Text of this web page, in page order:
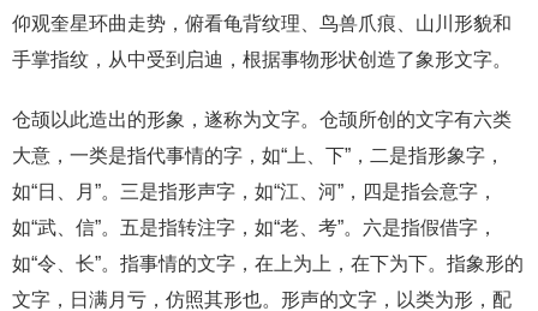
仰观奎星环曲走势，俯看龟背纹理、鸟兽爪痕、山川形貌和
手掌指纹，从中受到启迪，根据事物形状创造了象形文字。
仓颉以此造出的形象，遂称为文字。仓颉所创的文字有六类
大意，一类是指代事情的字，如“上、下”，二是指形象字，
如“日、月”。三是指形声字，如“江、河”，四是指会意字，
如“武、信”。五是指转注字，如“老、考”。六是指假借字，
如“令、长”。指事情的文字，在上为上，在下为下。指象形的
文字，日满月亏，仿照其形也。形声的文字，以类为形，配